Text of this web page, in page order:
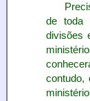
de toda
divisões
contudo,